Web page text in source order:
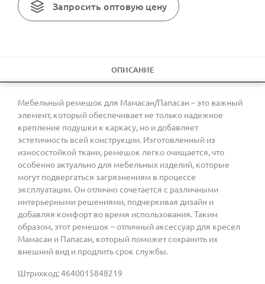
Запросить оптовую цену
ОПИСАНИЕ
Мебельный ремешок для Мамасан/Папасан – это важный
элемент, который обеспечивает не только надежное
крепление подушки к каркасу, но и добавляет
эстетичность всей конструкции. Изготовленный из
износостойкой ткани, ремешок легко очищается, что
особенно актуально для мебельных изделий, которые
могут подвергаться загрязнениям в процессе
эксплуатации. Он отлично сочетается с различными
интерьерными решениями, подчеркивая дизайн и
добавляя комфорт во время использования. Таким
образом, этот ремешок – отличный аксессуар для кресел
Мамасан и Папасан, который поможет сохранить их
внешний вид и продлить срок службы.
Штрихкод: 4640015848219